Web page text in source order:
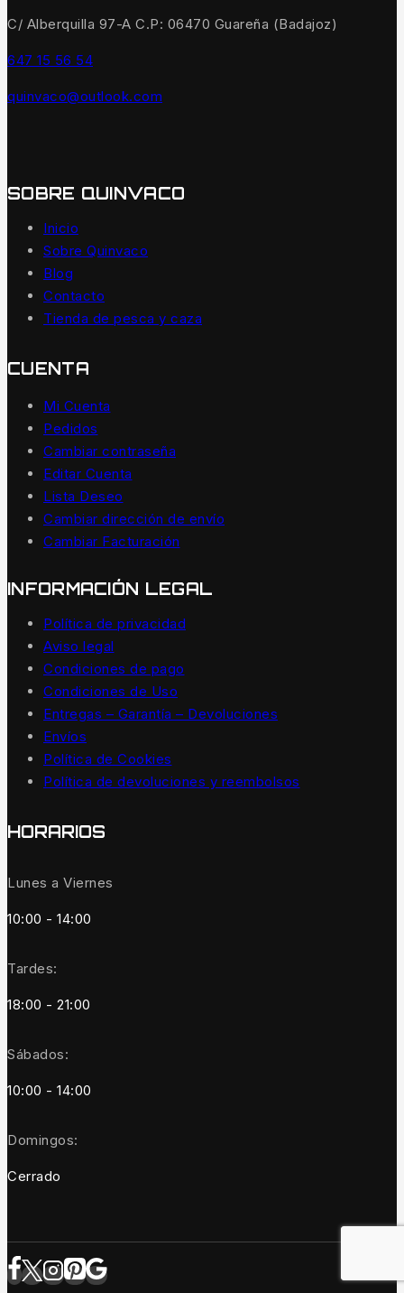
C/ Alberquilla 97-A C.P: 06470 Guareña (Badajoz)
647 15 56 54
quinvaco@outlook.com
SOBRE QUINVACO
Inicio
Sobre Quinvaco
Blog
Contacto
Tienda de pesca y caza
CUENTA
Mi Cuenta
Pedidos
Cambiar contraseña
Editar Cuenta
Lista Deseo
Cambiar dirección de envío
Cambiar Facturación
INFORMACIÓN LEGAL
Política de privacidad
Aviso legal
Condiciones de pago
Condiciones de Uso
Entregas – Garantía – Devoluciones
Envíos
Política de Cookies
Política de devoluciones y reembolsos
HORARIOS
Lunes a Viernes
10:00 - 14:00
Tardes:
18:00 - 21:00
Sábados:
10:00 - 14:00
Domingos:
Cerrado